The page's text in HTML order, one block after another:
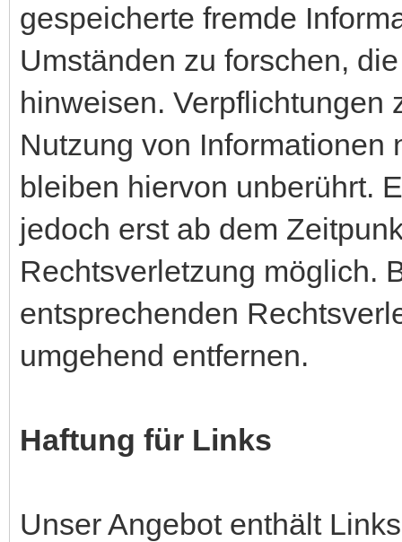
gespeicherte fremde
Umständen zu forschen,
hinweisen. Verpflichtungen
Nutzung von Informationen
bleiben hiervon unberührt.
jedoch erst ab dem
Rechtsverletzung möglich.
entsprechenden
umgehend entfernen.
Haftung für Links
Unser Angebot enthält